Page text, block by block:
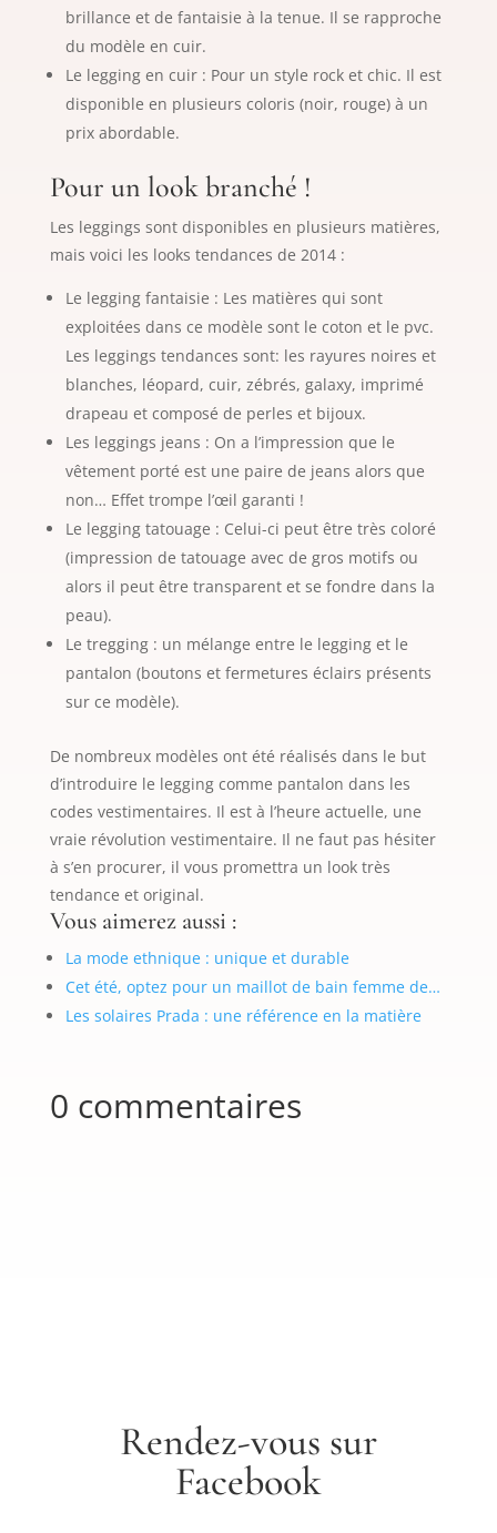
brillance et de fantaisie à la tenue. Il se rapproche
du modèle en cuir.
Le legging en cuir : Pour un style rock et chic. Il est
disponible en plusieurs coloris (noir, rouge) à un
prix abordable.
Pour un look branché !
Les leggings sont disponibles en plusieurs matières,
mais voici les looks tendances de 2014 :
Le legging fantaisie : Les matières qui sont
exploitées dans ce modèle sont le coton et le pvc.
Les leggings tendances sont: les rayures noires et
blanches, léopard, cuir, zébrés, galaxy, imprimé
drapeau et composé de perles et bijoux.
Les leggings jeans : On a l’impression que le
vêtement porté est une paire de jeans alors que
non… Effet trompe l’œil garanti !
Le legging tatouage : Celui-ci peut être très coloré
(impression de tatouage avec de gros motifs ou
alors il peut être transparent et se fondre dans la
peau).
Le tregging : un mélange entre le legging et le
pantalon (boutons et fermetures éclairs présents
sur ce modèle).
De nombreux modèles ont été réalisés dans le but
d’introduire le legging comme pantalon dans les
codes vestimentaires. Il est à l’heure actuelle, une
vraie révolution vestimentaire. Il ne faut pas hésiter
à s’en procurer, il vous promettra un look très
tendance et original.
Vous aimerez aussi :
La mode ethnique : unique et durable
Cet été, optez pour un maillot de bain femme de…
Les solaires Prada : une référence en la matière
0 commentaires
Rendez-vous sur
Facebook